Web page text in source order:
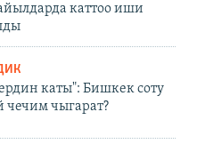
каттоо иши
каты": Бишкек соту
чечим чыгарат?